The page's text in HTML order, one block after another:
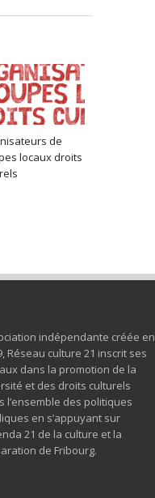
de
locaux droits
indépendante créée en
Réseau culture 21 inscrit ses
dans la promotion de la
et des droits culturels
l’ensemble des politiques
en s’appuyant sur
21 de la culture et la
de Fribourg.